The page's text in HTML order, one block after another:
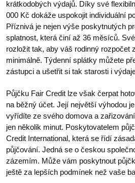
krátkodobých výdajů. Díky své
000 Kč dokáže uspokojit individuální
Příznivá je nejen výše poskytnutých
splatnost, která činí až 36 měsíců.
rozložit tak, aby váš rodinný rozpočet
minimálně. Týdenní splátky můžete
zástupci a ušetřit si tak starosti i
Půjčku Fair Credit lze však čerpat
na běžný účet. Její největší výhodou
vyřídíte ze svého domova a
jen několik minut. Poskytovatelem
Credit International, která se řídí
půjčování. Jedná se o českou
zázemím. Může vám poskytnout
ještě za lepších podmínek než vaše